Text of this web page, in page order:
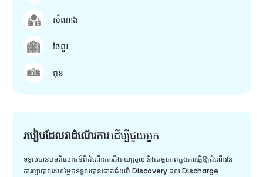
សំណាង
ចៃពួរ
ពុន
របៀបដែលវាដំណើរការដើម្បី​ជួយ​អ្នក
ទទួលបានបទពិសោធន៍ពីដំណើរការដ៏ងាយស្រួល និងតម្លាភាពក្នុងការធ្វើឱ្យដំណើរនៃ
ការព្យាបាលរបស់អ្នកទទួលបានជោគជ័យពី Discovery ដល់ Discharge